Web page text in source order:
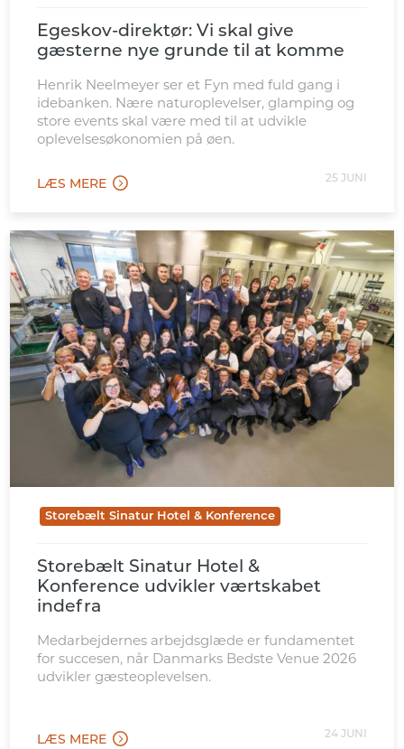
Egeskov-direktør: Vi skal give
gæsterne nye grunde til at komme
Henrik Neelmeyer ser et Fyn med fuld gang i
idebanken. Nære naturoplevelser, glamping og
store events skal være med til at udvikle
oplevelsesøkonomien på øen.
LÆS MERE 25 JUNI
Storebælt Sinatur Hotel & Konference
Storebælt Sinatur Hotel &
Konference udvikler værtskabet
indefra
Medarbejdernes arbejdsglæde er fundamentet
for succesen, når Danmarks Bedste Venue 2026
udvikler gæsteoplevelsen.
LÆS MERE 24 JUNI